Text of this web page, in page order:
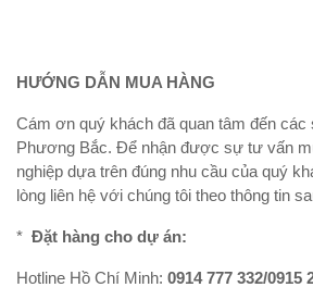
HƯỚNG DẪN MUA HÀNG
Cám ơn quý khách đã quan tâm đến các
Phương Bắc. Để nhận được sự tư vấn
nghiệp dựa trên đúng nhu cầu của quý
lòng liên hệ với chúng tôi theo thông tin
* Đặt hàng cho dự án:
Hotline Hồ Chí Minh: 0914 777 332/0915